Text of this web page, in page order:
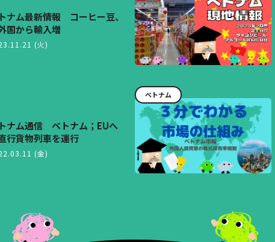
ナム最新情報 コーヒー豆、
国から輸入増
(火)
ナム通信 ベトナム；EUへ
行貨物列車を運行
(金)
ベトナム